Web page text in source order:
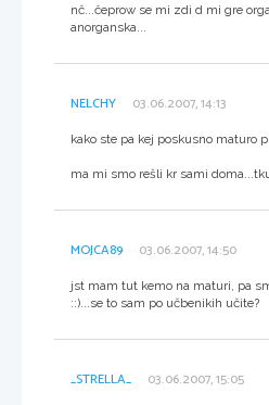
nč...čeprow se mi zdi d mi gre
anorganska...
NELCHY 03.06.2007, 14:13
kako ste pa kej poskusno maturo
ma mi smo rešli kr sami
MOJCA89 03.06.2007, 14:50
jst mam tut kemo na maturi, pa
::)...se to sam po učbenikih učite?
_STRELLA_ 03.06.2007, 15:05